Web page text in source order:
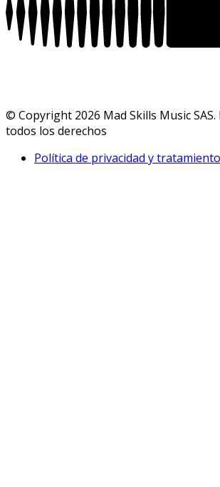
© Copyright 2026 Mad Skills Music SAS.
todos los derechos
Política de privacidad y